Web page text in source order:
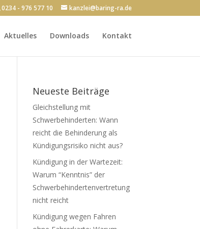
0234 - 976 577 10 kanzlei@baring-ra.de
Aktuelles Downloads Kontakt
Neueste Beiträge
Gleichstellung mit
Schwerbehinderten: Wann
reicht die Behinderung als
Kündigungsrisiko nicht aus?
Kündigung in der Wartezeit:
Warum “Kenntnis” der
Schwerbehindertenvertretung
nicht reicht
Kündigung wegen Fahren